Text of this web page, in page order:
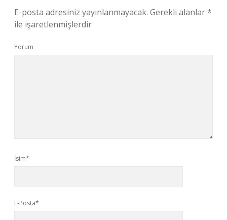
E-posta adresiniz yayınlanmayacak. Gerekli alanlar*
ile işaretlenmişlerdir
Yorum
İsim*
E-Posta*